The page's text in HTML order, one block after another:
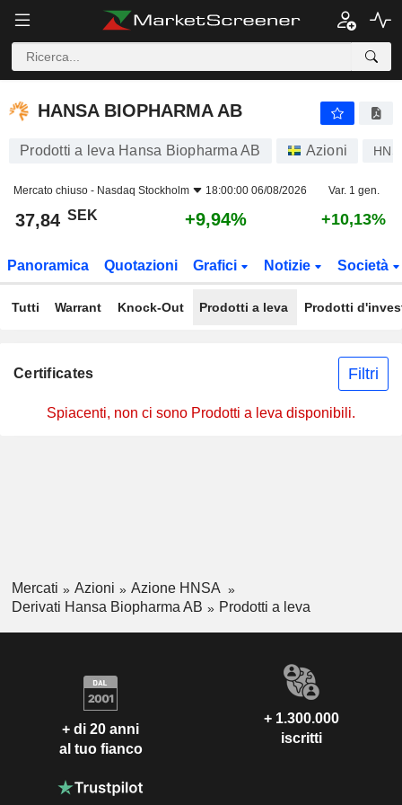
HANSA BIOPHARMA AB
HANSA BIOPHARMA AB
Prodotti a leva Hansa Biopharma AB Azioni
Mercato chiuso - Nasdaq Stockholm 18:00:00 06/08/2026 Var. 1 gen.
37,84 SEK +9,94% +10,13%
Panoramica Quotazioni Grafici Notizie Società
Tutti Warrant Knock-Out Prodotti a leva Prodotti
Certificates Filtri
Spiacenti, non ci sono Prodotti a leva disponibili.
Mercati Azioni
Azione HNSA
Derivati Hansa Biopharma AB
Prodotti a leva
+ di 20 anni
al tuo fianco
+ 1.300.000
iscritti